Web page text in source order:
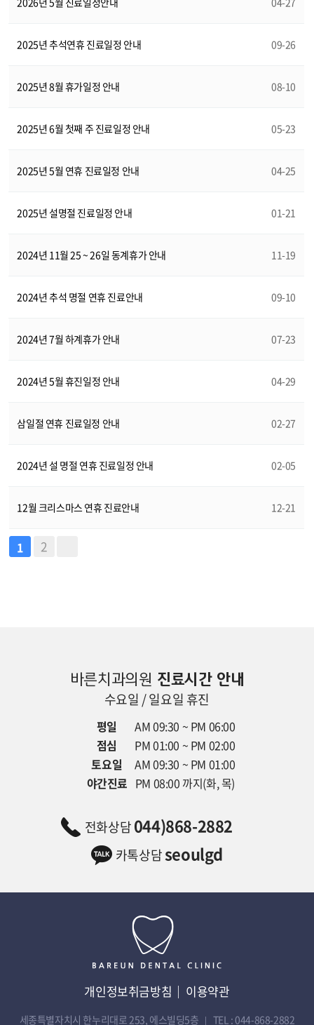
2025년 추석연휴 진료일정 안내 09-26
2025년 8월 휴가일정 안내 08-10
2025년 6월 첫째 주 진료일정 안내 05-23
2025년 5월 연휴 진료일정 안내 04-25
2025년 설명절 진료일정 안내 01-21
2024년 11월 25 ~ 26일 동계휴가 안내 11-19
2024년 추석 명절 연휴 진료안내 09-10
2024년 7월 하계휴가 안내 07-23
2024년 5월 휴진일정 안내 04-29
삼일절 연휴 진료일정 안내 02-27
2024년 설 명절 연휴 진료일정 안내 02-05
12월 크리스마스 연휴 진료안내 12-21
1 2
바른치과의원 진료시간 안내
수요일 / 일요일 휴진
평일
AM 09:30 ~ PM 06:00
점심
PM 01:00 ~ PM 02:00
토요일
AM 09:30 ~ PM 01:00
야간진료 PM 08:00 까지(화, 목)
전화상담044)868-2882
카톡상담seoulgd
개인정보취금방침 이용약관
세종특별자치시 한누리대로 253, 에스빌딩5층 TEL : 044-868-2882